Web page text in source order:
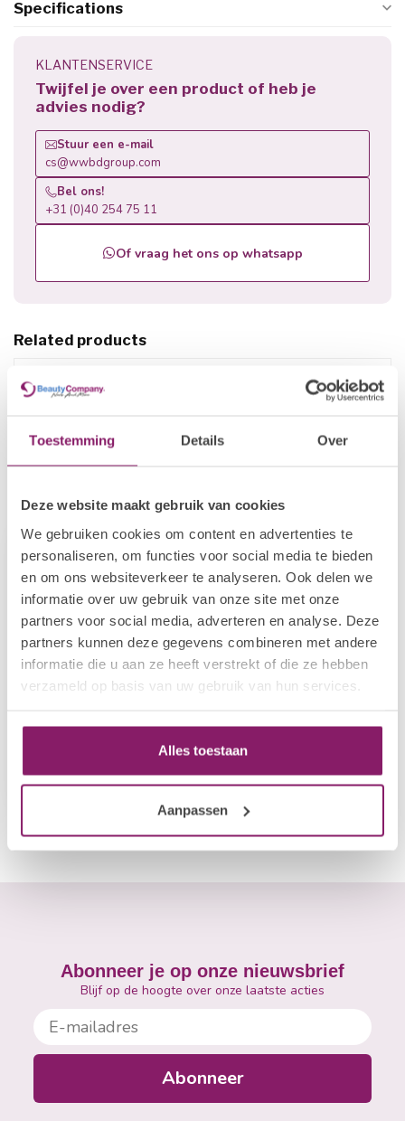
Toestemming Details Over
Deze website maakt gebruik van cookies
We gebruiken cookies om content en advertenties te
personaliseren, om functies voor social media te bieden
en om ons websiteverkeer te analyseren. Ook delen we
informatie over uw gebruik van onze site met onze
partners voor social media, adverteren en analyse. Deze
partners kunnen deze gegevens combineren met andere
informatie die u aan ze heeft verstrekt of die ze hebben
verzameld op basis van uw gebruik van hun services.
Alles toestaan
Aanpassen
Specifications
KLANTENSERVICE
Twijfel je over een product of heb je
advies nodig?
Stuur een e-mail
cs@wwbdgroup.com
Bel ons!
+31 (0)40 254 75 11
Of vraag het ons op whatsapp
Related products
Error: Could not load products (404)
https://www.beautyfactorynails.com/en/brands/elim/medihee
Recently viewed
Out of stock
Abonneer je op onze nieuwsbrief
Blijf op de hoogte over onze laatste acties
E-mailadres
Abonneer